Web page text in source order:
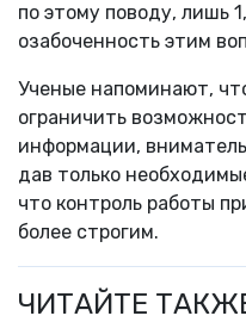
по этому поводу, лишь
озабоченность этим
Ученые напоминают,
ограничить
информации,
дав только
что контроль работы
более строгим.
ЧИТАЙТЕ